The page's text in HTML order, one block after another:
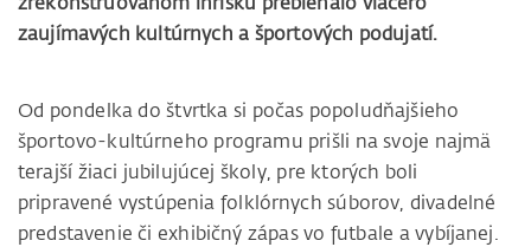
zaujímavých kultúrnych a športových podujatí.
Od pondelka do štvrtka si počas popoludňajšieho
športovo-kultúrneho programu prišli na svoje najmä
terajší žiaci jubilujúcej školy, pre ktorých boli
pripravené vystúpenia folklórnych súborov, divadelné
predstavenie či exhibičný zápas vo futbale a vybíjanej.